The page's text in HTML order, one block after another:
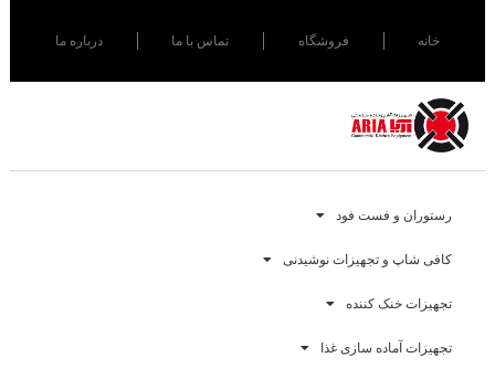
خانه فروشگاه تماس با ما درباره ما
رستوران و فست فود
کافی شاپ و تجهیزات نوشیدنی
تجهیزات خنک کننده
تجهیزات آماده سازی غذا